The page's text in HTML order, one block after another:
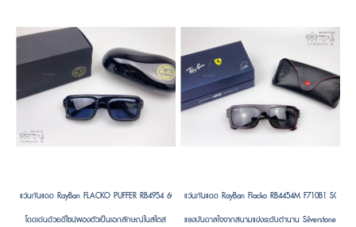
แว่นกันแดด RayBan FLACKO PUFFER RB4954 601/80 Size 54 by A$AP ASAP Rocky
โดดเด่นด้วยดีไซน์พองตัวเป็นเอกลักษณ์ในสไตล์
แว่นกันแดด RayBan Flacko RB4454M F710B1
แรงบันดาลใจจากสนามแข่งระดับตำนาน Silverstone